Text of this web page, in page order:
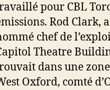
pour CBL
Rod Clark,
chef de
Theatre
dans une
Oxford, comté